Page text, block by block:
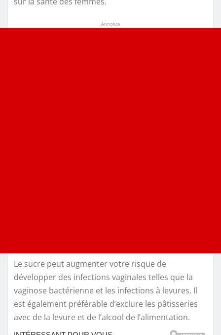
Annonce
Le sucre peut augmenter votre risque de
développer des infections vaginales telles que la
vaginose bactérienne et les infections à levures. Il
est également préférable d’exclure les pâtisseries
avec de la levure et de l’alcool de l’alimentation.